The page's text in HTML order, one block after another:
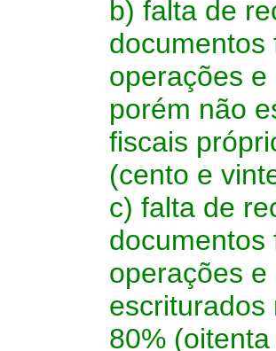
b) falta de
documentos
operações
porém não
fiscais
(cento e
c) falta de
documentos
operações
escriturados
80%